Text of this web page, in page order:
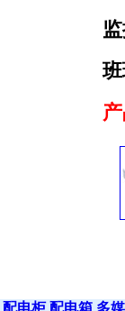
配电柜 配电箱 多